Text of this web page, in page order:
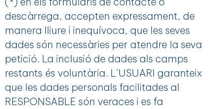
descàrrega, accepten expressament, de
manera lliure i inequívoca, que les seves
dades són necessàries per atendre la seva
petició. La inclusió de dades als camps
restants és voluntària. L’USUARI garanteix
que les dades personals facilitades al
RESPONSABLE són veraces i es fa